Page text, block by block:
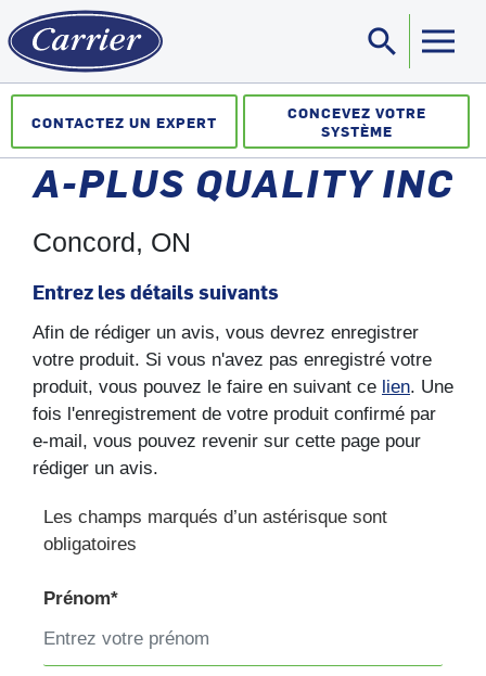
search
CONTACTEZ UN EXPERT
CONCEVEZ VOTRE
SYSTÈME
A-PLUS QUALITY INC
Concord, ON
Entrez les détails suivants
Afin de rédiger un avis, vous devrez enregistrer
votre produit. Si vous n'avez pas enregistré votre
produit, vous pouvez le faire en suivant ce lien. Une
fois l'enregistrement de votre produit confirmé par
e-mail, vous pouvez revenir sur cette page pour
rédiger un avis.
Les champs marqués d’un astérisque sont
obligatoires
Prénom*